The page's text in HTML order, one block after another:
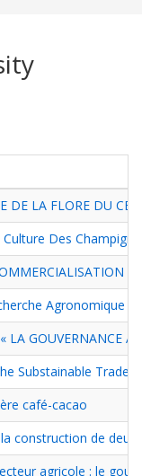
DE LA FLORE DU
Des
Agronomique
GOUVERNANCE A
Substainable Trade
café-cacao
construction de
agricole : le